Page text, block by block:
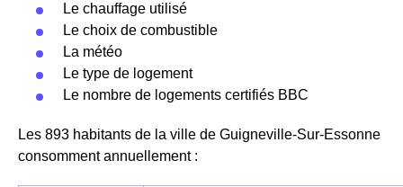
Le chauffage utilisé
Le choix de combustible
La météo
Le type de logement
Le nombre de logements certifiés BBC
Les 893 habitants de la ville de Guigneville-Sur-Essonne
consomment annuellement :